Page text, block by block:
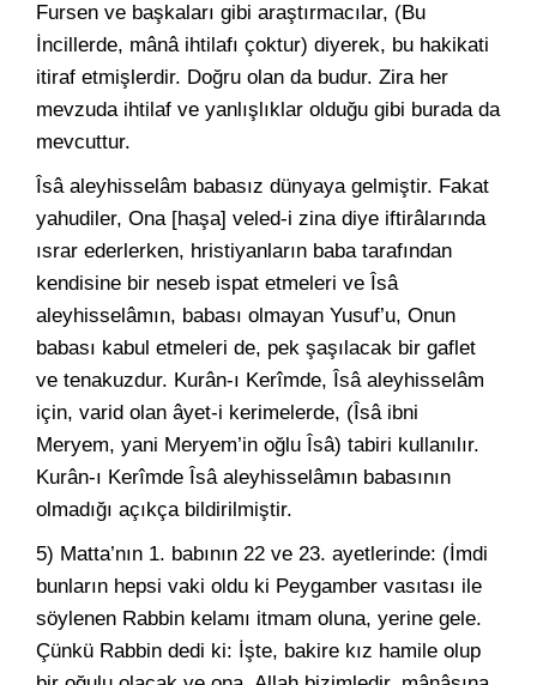
Fursen ve başkaları gibi araştırmacılar, (Bu
İncillerde, mânâ ihtilafı çoktur) diyerek, bu hakikati
itiraf etmişlerdir. Doğru olan da budur. Zira her
mevzuda ihtilaf ve yanlışlıklar olduğu gibi burada da
mevcuttur.
Îsâ aleyhisselâm babasız dünyaya gelmiştir. Fakat
yahudiler, Ona [haşa] veled-i zina diye iftirâlarında
ısrar ederlerken, hristiyanların baba tarafından
kendisine bir neseb ispat etmeleri ve Îsâ
aleyhisselâmın, babası olmayan Yusuf’u, Onun
babası kabul etmeleri de, pek şaşılacak bir gaflet
ve tenakuzdur. Kurân-ı Kerîmde, Îsâ aleyhisselâm
için, varid olan âyet-i kerimelerde, (Îsâ ibni
Meryem, yani Meryem’in oğlu Îsâ) tabiri kullanılır.
Kurân-ı Kerîmde Îsâ aleyhisselâmın babasının
olmadığı açıkça bildirilmiştir.
5) Matta’nın 1. babının 22 ve 23. ayetlerinde: (İmdi
bunların hepsi vaki oldu ki Peygamber vasıtası ile
söylenen Rabbin kelamı itmam oluna, yerine gele.
Çünkü Rabbin dedi ki: İşte, bakire kız hamile olup